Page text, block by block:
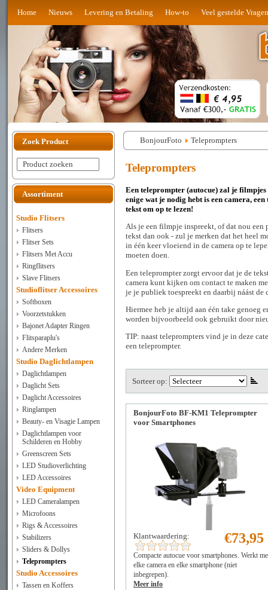
Home Nieuws Levering en Betaling How-to Veel gestelde Vragen
Zoek Product
Product zoeken
Assortiment
Studio Flitsers
Flitsers
Flitser Sets
Flitsers Met Accu
Ringflitsers
Slave Flitsers
Studioflitser Accessoires
Softboxen
Voorzetstukken
Bajonet Adapter Ringen
Flitsparaplu's
Andere Merken
Studio Daglichtlampen
Daglichtlampen
Daglicht Sets
Daglicht Accessoires
Ringlampen
Beauty- en Visagie Lampen
Daglichtlampen voor
Schilderen en Hobby
Greenscreen Sets
LED Studioverlichting
LED Accessoires
Video Equipment
LED Cameralampen
Microfoons
Rigs & Accessoires
Stabilizers
Sliders & Dollys
Teleprompters
Studio Accessoires
Tassen en Koffers
BonjourFoto Teleprompters
Teleprompters
Een teleprompter (autocue) zal je
enige wat je nodig hebt is een camera,
tekst om op te lezen!
Als je een filmpje inspreekt, of dat nou
tekst dan ook - zul je merken dat het heel
in één keer vloeiend in de camera op te
moeten doen.
Een teleprompter zorgt ervoor dat je de
camera kunt kijken om contact te maken
je je publiek toespreekt en daarbij náást de
Hiermee heb je altijd aan één take genoeg
worden bijvoorbeeld ook gebruikt door
TIP: naast teleprompters vind je in deze
een teleprompter.
Sorteer op:
BonjourFoto BF-KM1 Teleprompter
voor Smartphones
Klantwaardering: €73,95
Compacte autocue voor smartphones. Werkt
elke camera en elke smartphone (niet
inbegrepen).
Meer info